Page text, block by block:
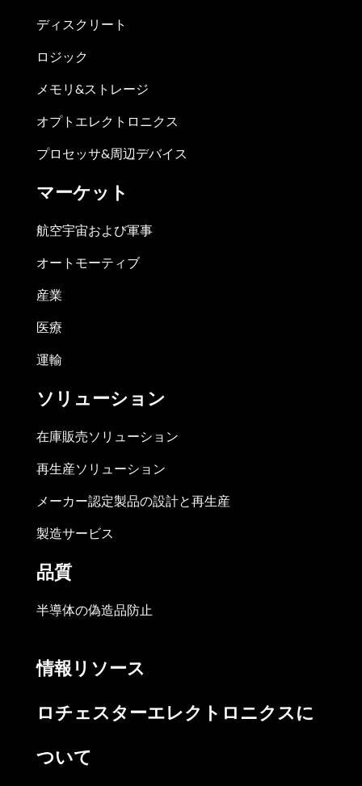
ディスクリート
ロジック
メモリ&ストレージ
オプトエレクトロニクス
プロセッサ&周辺デバイス
マーケット
航空宇宙および軍事
オートモーティブ
産業
医療
運輸
ソリューション
在庫販売ソリューション
再生産ソリューション
メーカー認定製品の設計と再生産
製造サービス
品質
半導体の偽造品防止
情報リソース
ロチェスターエレクトロニクスに
ついて